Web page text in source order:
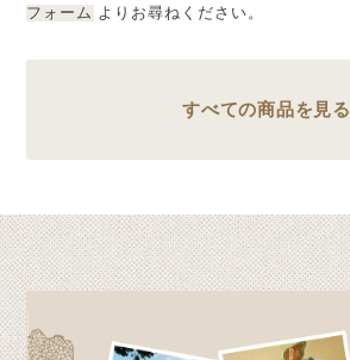
フォーム よりお尋ねください。
すべての商品を見る